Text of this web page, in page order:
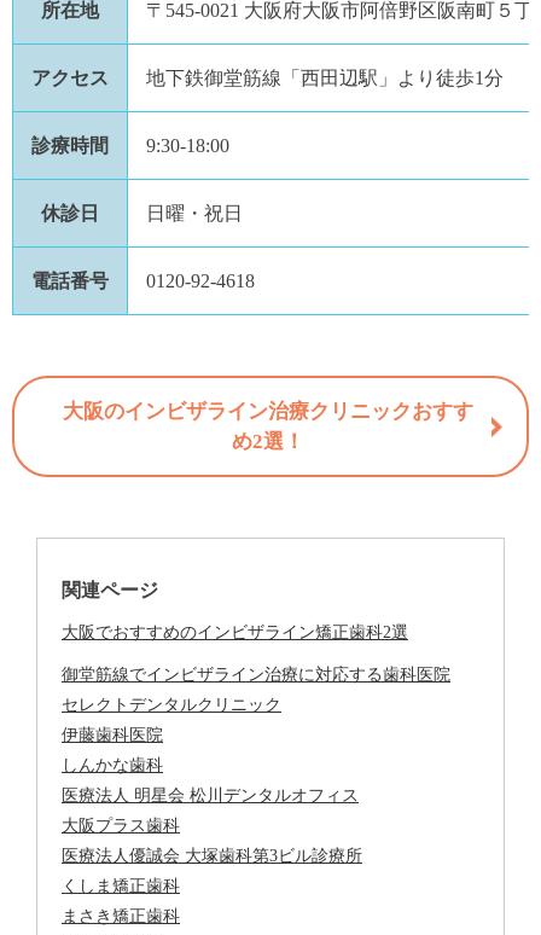
所在地 〒545-0021 大阪府大阪市阿倍野区阪南町５
アクセス 地下鉄御堂筋線「西田辺駅」より徒歩1分
診療時間 9:30-18:00
休診日 日曜・祝日
電話番号 0120-92-4618
大阪のインビザライン治療クリニックおすす
め2選！
関連ページ
大阪でおすすめのインビザライン矯正歯科2選
御堂筋線でインビザライン治療に対応する歯科医院
セレクトデンタルクリニック
伊藤歯科医院
しんかな歯科
医療法人 明星会 松川デンタルオフィス
大阪プラス歯科
医療法人優誠会 大塚歯科第3ビル診療所
くしま矯正歯科
まさき矯正歯科